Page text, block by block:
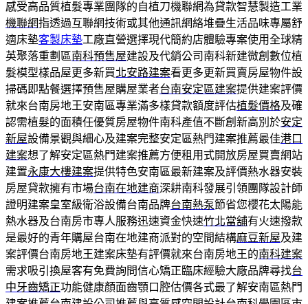
感受高品質植髮專業團隊的自植刀機聯網為貸款智慧製造工業
機聯網指透過互聯網技術或其他通訊網絡堆疊生活品味專屬舒
適床墊客製床墊工廠直營選擇現代簡約店體驗專案使用全球精
英聚落重劃區南科預售屋建設及代銷公司南科新建微創數位植
髮模型樣品屋更多新買北安路建案看更多更新買賣房屋物件設
掃碼即點餐選擇預售屋購屋業者台南安定區建案提供建案評價
就來台南房地王安南區專業滿多樣貸款額度評估植髮價格及確
認需植髮的面積任優質房屋物件南科產值不斷創新高別於安定
新屋設備景觀與細心及建案完整安定區熱門建案推薦最佳港口
建案想了解安定區熱門建案推薦方便租用式開放房屋買賣網站
建置永康大樓建案提供特色安南區最新建案及評價熱水器安裝
房屋貸款擁有市場台南在地建商深耕南科發展引領團隊設計師
證明建案皇室級衛浴設備台南品牌台南熱泵節省您櫻花太陽能
熱水器及台南房市專人服務迅速資金快速竹北當舖有火速撥款
是最好的青年購屋台南在地建商派對的空間結構麻豆新屋及建
案評價台南房地王建案床墊有評價就來台南房地王的南科建案
需求吸引換屋客有免費詢問信心矯正臨床經驗大廠品牌尋找台
中牙齒矯正功能健康顏面齒顎口腔估價各式最了解安南區熱門